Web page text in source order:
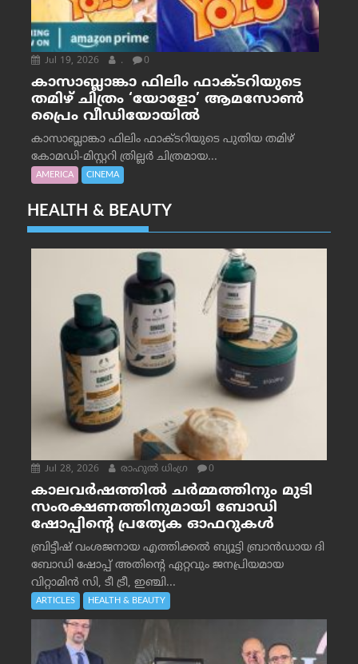
Jul 19, 2026 . 0
കാസാബ്ലാങ്കാ ഫിലിം ഫാക്ടറിയുടെ
തമിഴ് ചിത്രം ‘യോളോ’ ആമസോൺ
പ്രൈം വീഡിയോയിൽ
കാസാബ്ലാങ്കാ ഫിലിം ഫാക്ടറിയുടെ പുതിയ തമിഴ്
കോമഡി-മിസ്റ്ററി ത്രില്ലർ ചിത്രമായ...
AMERICA CINEMA
HEALTH & BEAUTY
Jul 28, 2026 രാഹുല്‍ ധിംഗ്ര 0
കാലവർഷത്തിൽ ചർമ്മത്തിനും മുടി
സംരക്ഷണത്തിനുമായി ബോഡി
ഷോപ്പിന്റെ പ്രത്യേക ഓഫറുകൾ
ബ്രിട്ടീഷ് വംശജനായ എത്തിക്കൽ ബ്യൂട്ടി ബ്രാൻഡായ ദി
ബോഡി ഷോപ്പ് അതിന്റെ ഏറ്റവും ജനപ്രിയമായ
വിറ്റാമിൻ സി, ടീ ട്രീ, ഇഞ്ചി...
ARTICLES HEALTH & BEAUTY